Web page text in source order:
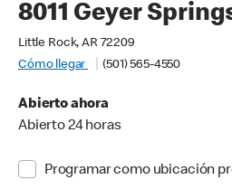
8011 Geyer
Little Rock, AR 72209
Cómo llegar
(501) 565-4550
Abierto ahora
Abierto 24 horas
Programar como ubicación